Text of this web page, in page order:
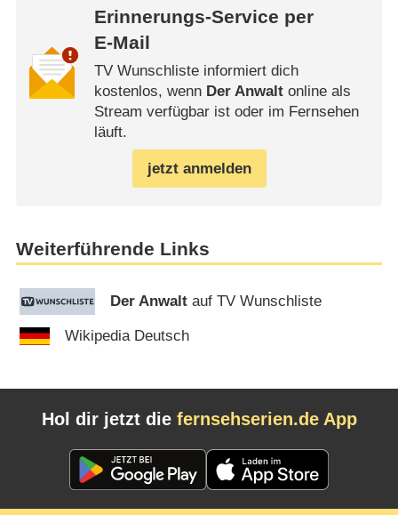
Erinnerungs-Service per
E-Mail
TV Wunschliste informiert dich
kostenlos, wenn Der Anwaltonline als
Stream verfügbar ist oder im Fernsehen
läuft.
jetzt anmelden
Weiterführende Links
Der Anwalt auf TV Wunschliste
Wikipedia Deutsch
Hol dir jetzt die fernsehserien.de App